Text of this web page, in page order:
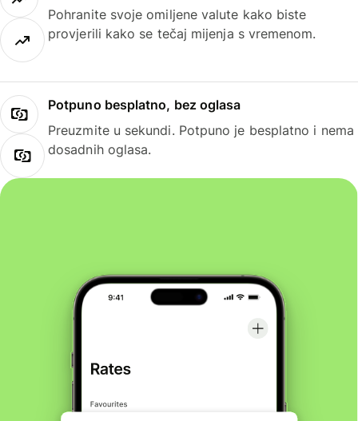
Pohranite svoje omiljene valute kako biste
provjerili kako se tečaj mijenja s vremenom.
Potpuno besplatno, bez oglasa
Preuzmite u sekundi. Potpuno je besplatno i nema
dosadnih oglasa.